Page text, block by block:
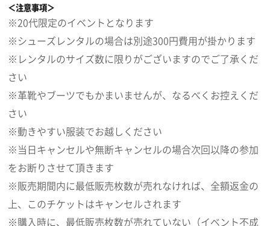
＜注意事項＞
※20代限定のイベントとなります
※シューズレンタルの場合は別途300円費用が掛かります
※レンタルのサイズ数に限りがございますのでご了承くだ
さい
※革靴やブーツでもかまいませんが、なるべくお控えくだ
さい
※動きやすい服装でお越しください
※当日キャンセルや無断キャンセルの場合次回以降の参加
をお断りさせて頂きます
※販売期間内に最低販売枚数が売れなければ、全額返金の
上、このチケットはキャンセルされます
※購入時に、最低販売枚数が売れていない（イベント不成